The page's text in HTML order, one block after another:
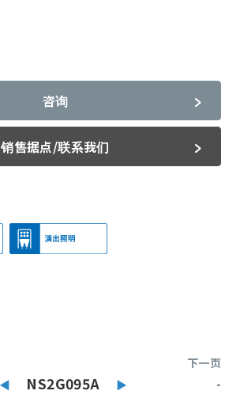
咨询
销售据点/联系我们
NS2G095A
下一页
-